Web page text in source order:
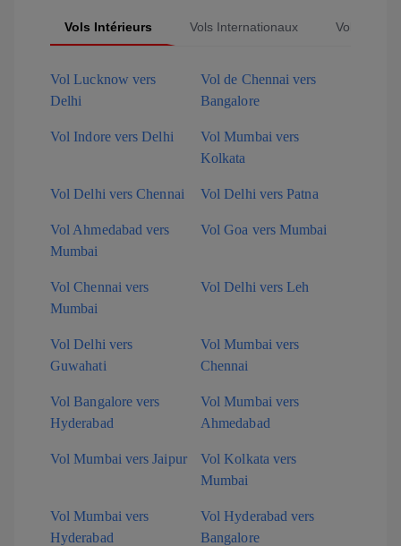
Vols Intérieurs Vols Internationaux Vols
Vol Lucknow vers
Delhi
Vol de Chennai vers
Bangalore
Vol Indore vers Delhi
Vol Mumbai vers
Kolkata
Vol Delhi vers Chennai Vol Delhi vers Patna
Vol Ahmedabad vers
Mumbai
Vol Goa vers Mumbai
Vol Chennai vers
Mumbai
Vol Delhi vers Leh
Vol Delhi vers
Guwahati
Vol Mumbai vers
Chennai
Vol Bangalore vers
Hyderabad
Vol Mumbai vers
Ahmedabad
Vol Mumbai vers Jaipur
Vol Kolkata vers
Mumbai
Vol Mumbai vers
Hyderabad
Vol Hyderabad vers
Bangalore